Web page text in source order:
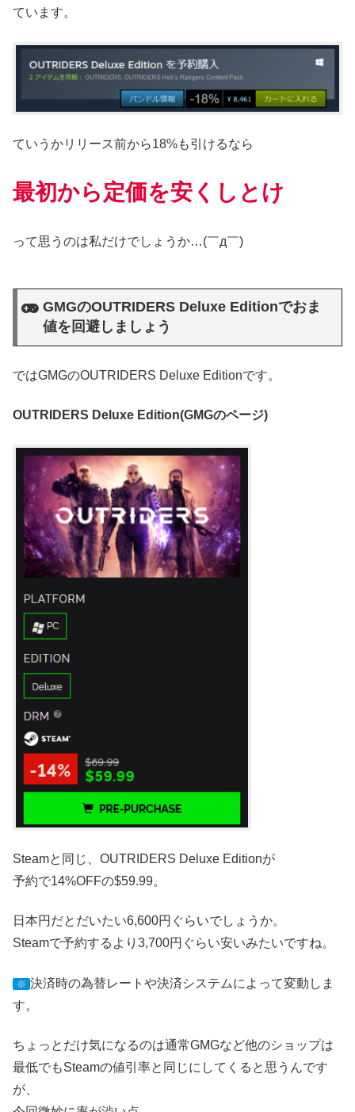
ています。
ていうかリリース前から18%も引けるなら
最初から定価を安くしとけ
って思うのは私だけでしょうか…(￣д￣)
GMGのOUTRIDERS Deluxe Editionでおま
値を回避しましょう
ではGMGのOUTRIDERS Deluxe Editionです。
OUTRIDERS Deluxe Edition(GMGのページ)
Steamと同じ、OUTRIDERS Deluxe Editionが
予約で14%OFFの$59.99。
日本円だとだいたい6,600円ぐらいでしょうか。
Steamで予約するより3,700円ぐらい安いみたいですね。
※ 決済時の為替レートや決済システムによって変動しま
す。
ちょっとだけ気になるのは通常GMGなど他のショップは
最低でもSteamの値引率と同じにしてくると思うんです
が、